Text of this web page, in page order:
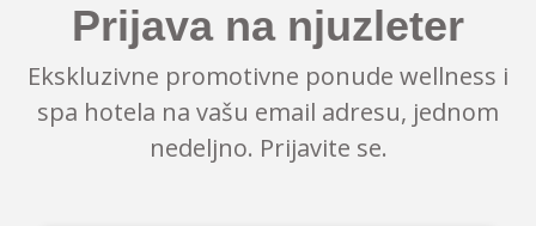
Prijava na njuzleter
Ekskluzivne promotivne ponude wellness i
spa hotela na vašu email adresu, jednom
nedeljno. Prijavite se.